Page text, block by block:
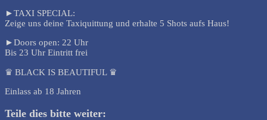
►TAXI SPECIAL:
Zeige uns deine Taxiquittung und erhalte 5 Shots aufs Haus!
►Doors open: 22 Uhr
Bis 23 Uhr Eintritt frei
♛ BLACK IS BEAUTIFUL ♛
Einlass ab 18 Jahren
Teile dies bitte weiter: